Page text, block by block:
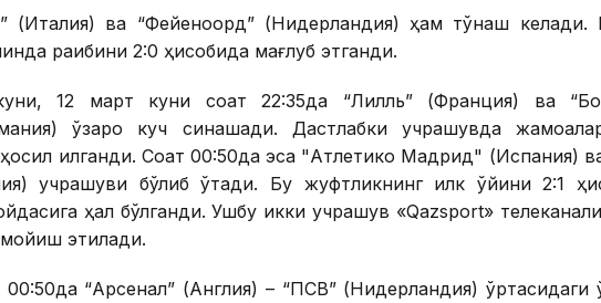
(Италия) ва “Фейеноорд” (Нидерландия) ҳам тўқнаш келади.
рақибини 2:0 ҳисобида мағлуб этганди.
12 март куни соат 22:35да “Лилль” (Франция) ва
ўзаро куч синашади. Дастлабки учрашувда
ҳосил қилганди. Соат 00:50да эса "Атлетико Мадрид" (Испания)
учрашуви бўлиб ўтади. Бу жуфтликнинг илк ўйини 2:1
ҳал бўлганди. Ушбу икки учрашув «Qazsport» телеканали
этилади.
“Арсенал” (Англия) – “ПСВ” (Нидерландия) ўртасидаги